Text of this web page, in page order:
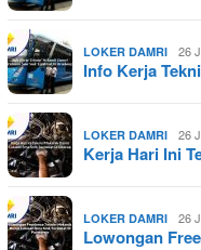
LOKER DAMRI 26
Info Kerja
LOKER DAMRI 26
Kerja Hari Ini
LOKER DAMRI 26
Lowongan